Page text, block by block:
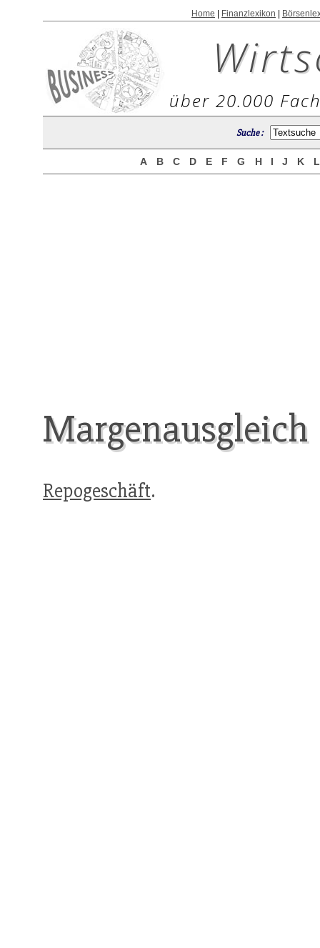
Home Finanzlexikon
über 20.000
Suche :
A B C D E F G H I J K
Margenausgleich
Repogeschäft.